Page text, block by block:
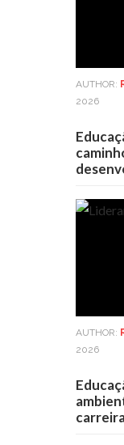
AUTHOR:
2026
AUTHOR:
2026